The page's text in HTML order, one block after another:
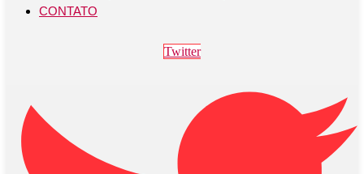
CONTATO
Twitter